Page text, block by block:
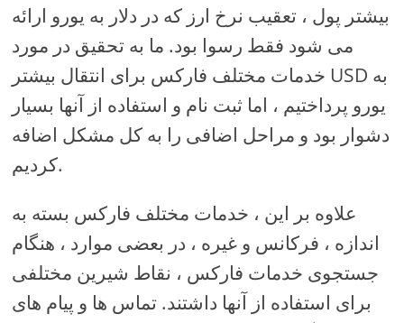
بیشتر پول ، تعقیب نرخ ارز که در دلار به یورو ارائه
می شود فقط رسوا بود. ما به تحقیق در مورد
خدمات مختلف فارکس برای انتقال بیشتر USD به
یورو پرداختیم ، اما ثبت نام و استفاده از آنها بسیار
دشوار بود و مراحل اضافی را به کل مشکل اضافه
کردیم.
علاوه بر این ، خدمات مختلف فارکس بسته به
اندازه ، فرکانس و غیره ، در بعضی موارد ، هنگام
جستجوی خدمات فارکس ، نقاط شیرین مختلفی
برای استفاده از آنها داشتند. تماس ها و پیام های